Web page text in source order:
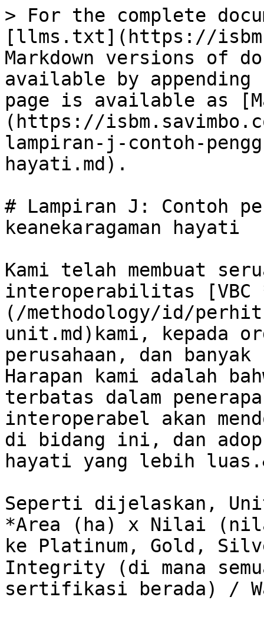
> For the complete
[llms.txt](https://
Markdown versions of
available by
page is available as
(https://
lampiran-j-contoh-
hayati.md).
# Lampiran J: Contoh
keanekaragaman hayati
Kami telah membuat
interoperabilitas
(/methodology/id/
unit.md)kami, kepada
perusahaan, dan
Harapan kami adalah
terbatas dalam
interoperabel akan
di bidang ini, dan
hayati yang lebih
Seperti dijelaskan,
*Area (ha) x Nilai
ke Platinum, Gold,
Integrity (di mana
sertifikasi berada) /